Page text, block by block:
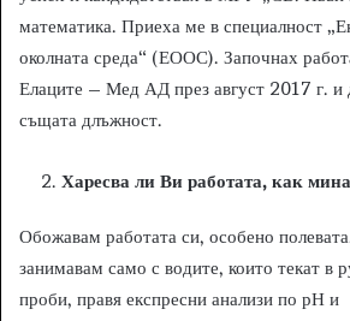
математика. Приеха ме в специалност
околната среда“ (ЕООС). Започнах
Елаците – Мед АД през август 2017 г. и
същата длъжност.
Харесва ли Ви работата, как
Обожавам работата си, особено
занимавам само с водите, които текат в
проби, правя експресни анализи по рН и